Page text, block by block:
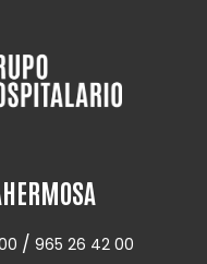
/ 965 26 42 00